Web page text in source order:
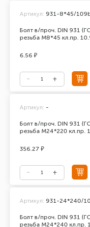
Болт в/проч. DIN 931
резьба М8*45 кл.пр.
Артикул: 931-8*45/
6.56 ₽
Болт в/проч. DIN 931
резьба М24*220 кл.пр.
Артикул: -
356.27 ₽
Болт в/проч. DIN 931
резьба М24*240 кл.пр.
Артикул: 931-24*240/